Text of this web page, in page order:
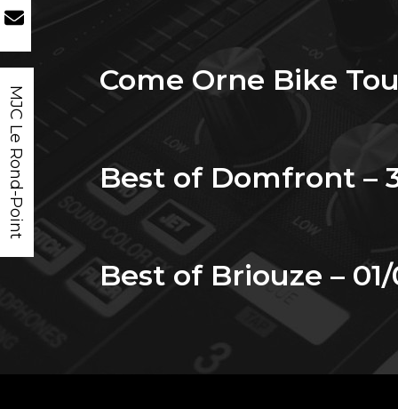
Come Orne Bike
Best of Domfront –
Best of Briouze –
MJC Le Rond-Point